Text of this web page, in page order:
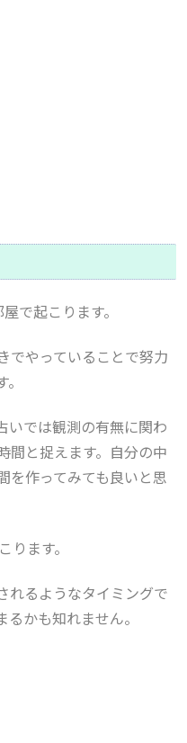
で起こります。
でやっていることで努力
いでは観測の有無に関わ
間と捉えます。自分の中
を作ってみても良いと思
ます。
れるようなタイミングで
かも知れません。